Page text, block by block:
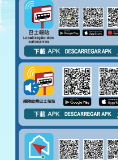
請先包裹好易碎物品
才上車。
嚴禁在車廂內吸煙。
請勿攜帶大型物件上
巴士。
上車後請盡量行入車
廂中間。
巴士未停穩，請勿上
落車。
請於指定車門上落
車。